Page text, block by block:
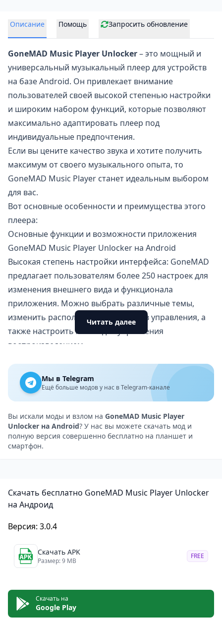
Описание Помощь Запросить обновление
GoneMAD Music Player Unlocker– это мощный и
универсальный музыкальный плеер для устройств
на базе Android. Он привлекает внимание
пользователей своей высокой степенью настройки
и широким набором функций, которые позволяют
максимально адаптировать плеер под
индивидуальные предпочтения.
Если вы цените качество звука и хотите получить
максимум от своего музыкального опыта, то
GoneMAD Music Player станет идеальным выбором
для вас.
Вот основные особенности и преимущества этого
плеера:
Основные функции и возможности приложения
GoneMAD Music Player Unlocker на Android
Высокая степень настройки интерфейса: GoneMAD
предлагает пользователям более 250 настроек для
изменения внешнего вида и функционала
приложения. Можно выбрать различные темы,
изменить расположение элементов управления, а
также настроить жесты для управления
воспроизведением.
поддерживает широкий спектр аудиоформатов,
включая популярные MP3, FLAC, WAV, OGG, и менее
распространенные форматы, такие как ALAC, APE и
другие. Это делает его отличным выбором для
аудиофилов.
Эквалайзер и аудиофильтры: Встроенный 16-
технологий DSP, что позволяет улучшить качество
звучания даже на бюджетных наушниках.
Система управления плейлистами: GoneMAD
плейлистами, поддерживая как стандартные, так и
умные плейлисты. Пользователи могут создавать
как рейтинг треков, дата добавления, жанр и другие
параметры.
Читать далее
Мы в Telegram
Ещё больше модов у нас в Telegram-канале
Вы искали моды и взлом на GoneMAD Music Player
Unlocker на Android? У нас вы можете скачать мод и
полную версия совершенно бесплатно на планшет и
смартфон.
Скачать бесплатно GoneMAD Music Player Unlocker
на Андроид
Версия: 3.0.4
Скачать APK
Размер: 9 MB
FREE
Скачать на
Google Play